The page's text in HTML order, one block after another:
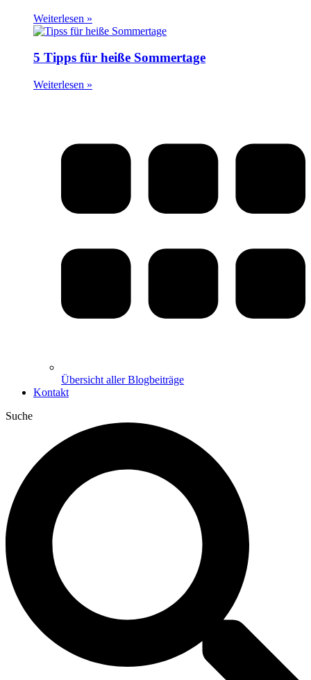
Weiterlesen »
5 Tipps für heiße Sommertage
Weiterlesen »
Übersicht aller Blogbeiträge
Kontakt
Suche